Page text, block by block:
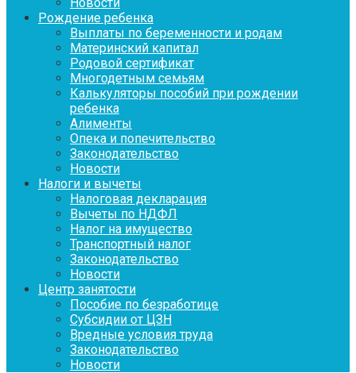
Рождение ребенка
Выплаты по беременности и родам
Материнский капитал
Родовой сертификат
Многодетным семьям
Калькуляторы пособий при рождении
ребенка
Алименты
Опека и попечительство
Законодательство
Новости
Налоги и вычеты
Налоговая декларация
Вычеты по НДФЛ
Налог на имущество
Транспортный налог
Законодательство
Новости
Центр занятости
Пособие по безработице
Субсидии от ЦЗН
Вредные условия труда
Законодательство
Новости